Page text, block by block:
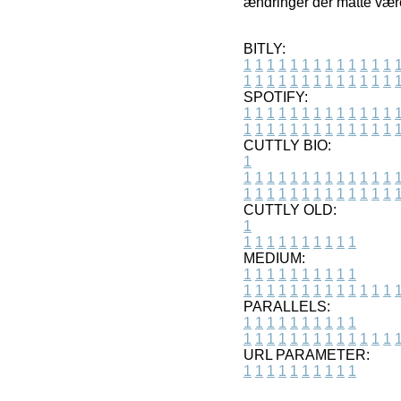
BITLY:
1 1 1 1 1 1 1 1 1 1 1 1 1 1
1 1 1 1 1 1 1 1 1 1 1 1 1 1
SPOTIFY:
1 1 1 1 1 1 1 1 1 1 1 1 1 1
1 1 1 1 1 1 1 1 1 1 1 1 1 1
CUTTLY BIO:
1
1 1 1 1 1 1 1 1 1 1 1 1 1 1
1 1 1 1 1 1 1 1 1 1 1 1 1 1
CUTTLY OLD:
1
1 1 1 1 1 1 1 1 1 1
MEDIUM:
1 1 1 1 1 1 1 1 1 1
1 1 1 1 1 1 1 1 1 1 1 1 1 1
PARALLELS:
1 1 1 1 1 1 1 1 1 1
1 1 1 1 1 1 1 1 1 1 1 1 1 1
URL PARAMETER:
1 1 1 1 1 1 1 1 1 1